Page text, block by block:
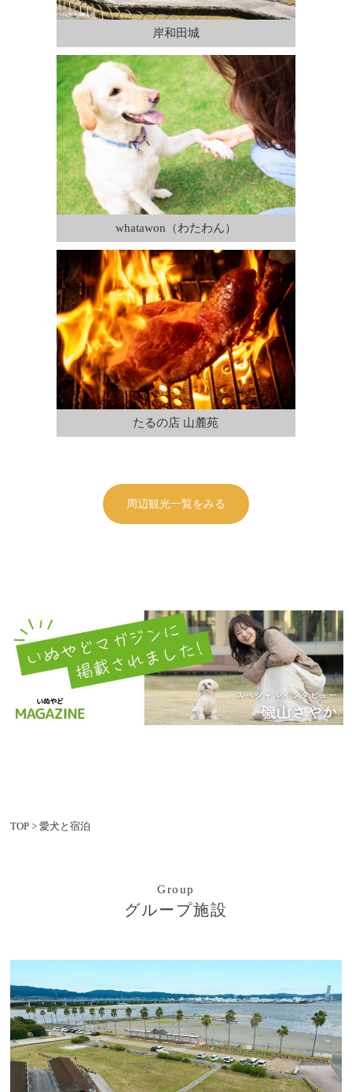
岸和田城
whatawon（わたわん）
たるの店 山麓苑
周辺観光一覧をみる
TOP >愛犬と宿泊
Group
グループ施設